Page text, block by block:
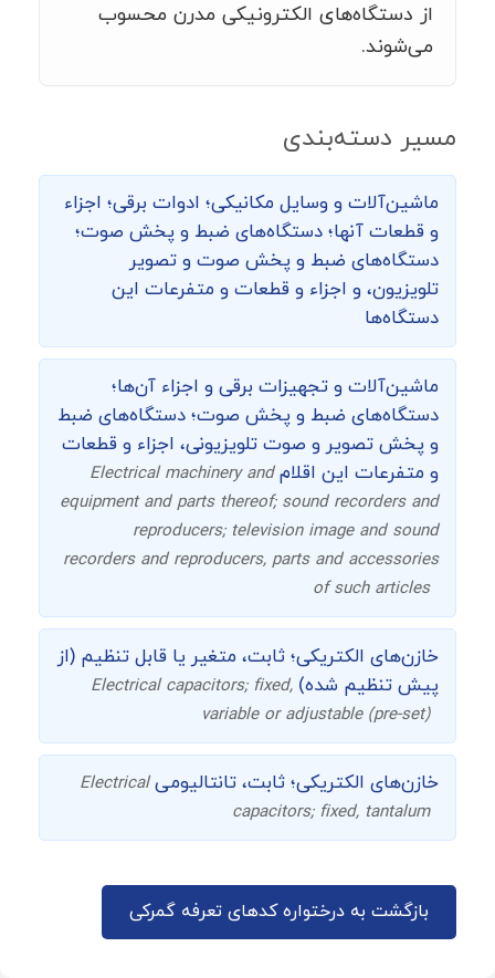
از دستگاه‌های الکترونیکی مدرن محسوب
می‌شوند.
مسیر دسته‌بندی
ماشین‌‌آلات و وسایل مکانیکی؛ ادوات برقی؛ اجزاء
و قطعات آنها؛ دستگاه‌های ضبط و پخش صوت؛
دستگاه‌های ضبط و پخش صوت و تصویر
تلویزیون، و اجزاء و قطعات و متفرعات این
دستگاه‌ها
ماشین‌آلات و تجهیزات برقی و اجزاء آن‌ها؛
دستگاه‌های ضبط و پخش صوت؛ دستگاه‌های ضبط
و پخش تصویر و صوت تلویزیونی، اجزاء و قطعات
و متفرعات این اقلامElectrical machinery and
equipment and parts thereof; sound recorders and
reproducers; television image and sound
recorders and reproducers, parts and accessories
of such articles
خازن‌های الکتریکی؛ ثابت، متغیر یا قابل تنظیم (از
پیش تنظیم شده) Electrical capacitors; fixed,
variable or adjustable (pre-set)
خازن‌های الکتریکی؛ ثابت، تانتالیومیElectrical
capacitors; fixed, tantalum
بازگشت به درختواره کدهای تعرفه گمرکی